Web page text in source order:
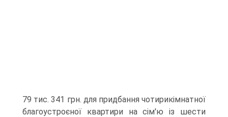
79 тис. 341 грн. для придбання чотирикімнатної
благоустроєної квартири на сім'ю із шести